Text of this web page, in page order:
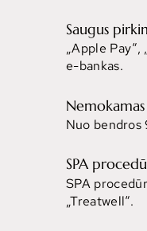
Saugus
„Apple Pay“,
e-bankas.
Nuo bendros
SPA
SPA
„Treatwell“.